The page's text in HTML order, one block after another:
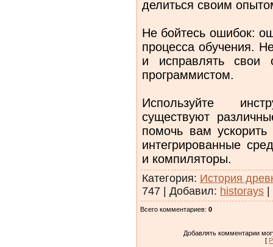
делиться своим
Не бойтесь ошибок:
процесса обучения.
и исправлять свои
программистом.
Используйте
существуют
помочь вам ускорить
интегрированные
и компиляторы.
Категория: История
747 | Добавил: historays |
Всего комментариев: 0
Добавлять комментарии
[